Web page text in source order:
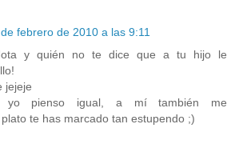
febrero de 2010 a las 9:11
y quién no te dice que a tu hijo le
jejeje
yo pienso igual, a mí también me
te has marcado tan estupendo ;)